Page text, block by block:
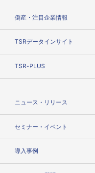
倒産・注目企業情報
TSRデータインサイト
TSR-PLUS
ニュース・リリース
セミナー・イベント
導入事例